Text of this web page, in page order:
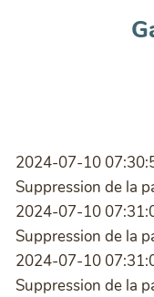
2024-07-10
Suppression de la
2024-07-10
Suppression de la
2024-07-10
Suppression de la